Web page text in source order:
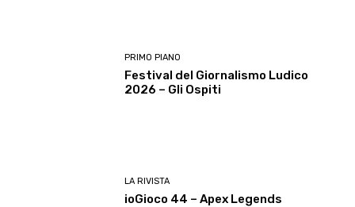
PRIMO PIANO
Festival del Giornalismo Ludico
2026 – Gli Ospiti
LA RIVISTA
ioGioco 44 – Apex Legends